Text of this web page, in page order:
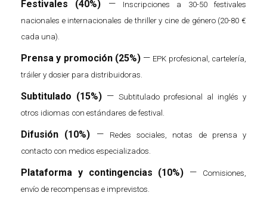
Festivales (40%) —
Inscripciones a 30-50 festivales
nacionales e internacionales de thriller y cine de género (20-80 €
cada una).
Prensa y promoción (25%)— EPK profesional, cartelería,
tráiler y dosier para distribuidoras.
Subtitulado (15%)— Subtitulado profesional al inglés y
otros idiomas con estándares de festival.
Difusión (10%) —
Redes sociales, notas de prensa y
contacto con medios especializados.
Plataforma y contingencias (10%) —
Comisiones,
envío de recompensas e imprevistos.